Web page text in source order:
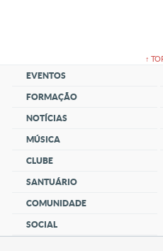
↑
EVENTOS
FORMAÇÃO
NOTÍCIAS
MÚSICA
CLUBE
SANTUÁRIO
COMUNIDADE
SOCIAL